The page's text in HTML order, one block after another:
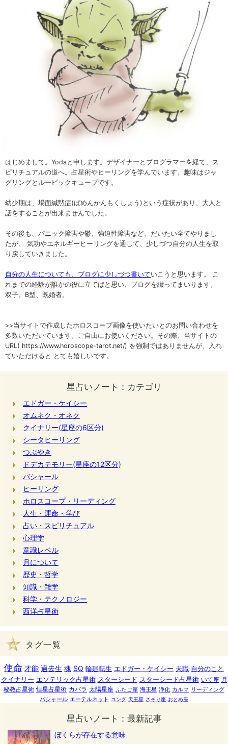
はじめまして。Yodaと申します。デザイナーとプログラマーを経て、ス
ピリチュアルの道へ。占星術やヒーリングを学んでいます。趣味はジャ
グリングとルービックキューブです。
幼少期は、場面緘黙症(ばめんかんもくしょう)という症状があり、大人と
話をすることが出来ませんでした。
その後も、パニック障害や鬱、強迫性障害など、だいたい全てやりまし
たが、 気功やエネルギーヒーリングを通して、少しづつ自分の人生を取
り戻していきました。
自分の人生についても、ブログに少しづつ書いていこうと思います。 こ
れまでの経験が誰かの役に立てばと思い、ブログを綴ってまいります。
双子。B型、既婚者。
>>当サイトで作成したホロスコープ画像を使いたいとのお問い合わせを
多数いただいています。ご自由にお使いください。その際、当サイトの
URL( https://www.horoscope-tarot.net/) を強制ではありませんが、入れ
ていただけると とても嬉しいです。
星占いノート：カテゴリ
エドガー・ケイシー
オムネク・オネク
クイナリー(星座の6区分)
シータヒーリング
つぶやき
ドデカテモリー(星座の12区分)
バシャール
ヒーリング
ホロスコープ・リーディング
人生・運命・学び
占い・スピリチュアル
心理学
意識レベル
月について
歴史・哲学
知識・雑学
科学・テクノロジー
西洋占星術
タグ一覧
使命 才能 過去生 魂 SQ 輪廻転生 エドガー・ケイシー 天職 自分のこと
クイナリー エソテリック占星術 スターシード スターシード占星術 いて座 月
秘教占星術 恒星占星術 カバラ 太陽星座 ふたご座 海王星 浄化 カルマ リーディング
バシャール エーテルネット ユング 天王星 さそり座 おとめ座
星占いノート：最新記事
ぼくらが存在する意味